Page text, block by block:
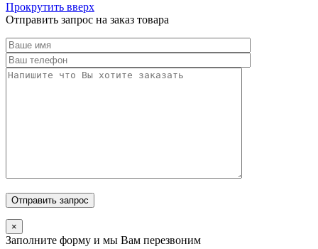
Прокрутить вверх
Отправить запрос на заказ товара
×
Заполните форму и мы Вам перезвоним